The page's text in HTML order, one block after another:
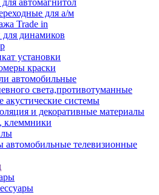
автомагнитол
для а/м
Trade in
динамиков
установки
краски
автомобильные
света,противотуманные
системы
и декоративные материалы
клеммники
автомобильные телевизионные